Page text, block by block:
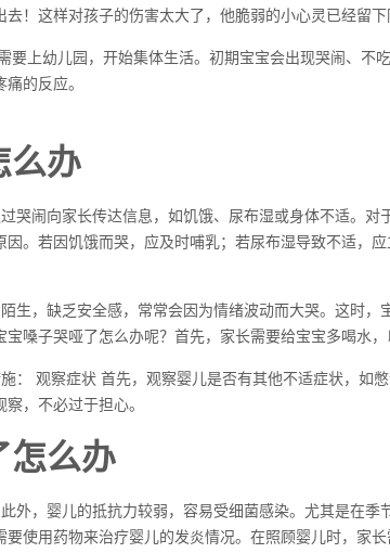
！这样对孩子的伤害太大了，他脆弱的小心灵已经留下
要上幼儿园，开始集体生活。初期宝宝会出现哭闹、不
的反应。
么办
哭闹向家长传达信息，如饥饿、尿布湿或身体不适。对
。若因饥饿而哭，应及时哺乳；若尿布湿导致不适，
生，缺乏安全感，常常会因为情绪波动而大哭。这时
嗓子哭哑了怎么办呢？首先，家长需要给宝宝多喝水，
： 观察症状 首先，观察婴儿是否有其他不适症状，如
，不必过于担心。
怎么办
外，婴儿的抵抗力较弱，容易受细菌感染。尤其是在
使用药物来治疗婴儿的发炎情况。在照顾婴儿时，家